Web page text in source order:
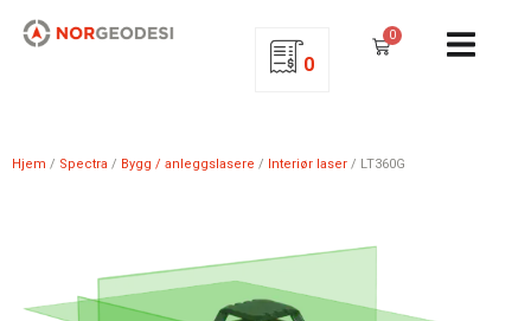
0
0
Hjem / Spectra / Bygg / anleggslasere / Interiør laser / LT360G